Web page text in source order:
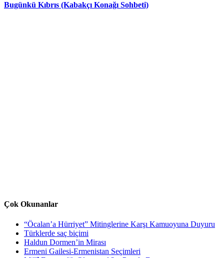
Bugünkü Kıbrıs (Kabakçı Konağı Sohbeti)
Çok Okunanlar
“Öcalan’a Hürriyet” Mitinglerine Karşı Kamuoyuna Duyuru
Türklerde saç biçimi
Haldun Dormen’in Mirası
Ermeni Gailesi-Ermenistan Seçimleri